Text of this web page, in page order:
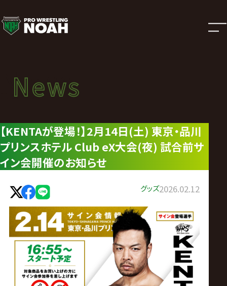
ニ
ュ
ー
ス
|
プ
ロ
レ
ス
News
ニュース
News
【KENTAが登場！】2月14日(土) 東京・品川
プリンスホテル Club eX大会(夜) 試合前サ
イン会開催のお知らせ
グッズ2026.02.12